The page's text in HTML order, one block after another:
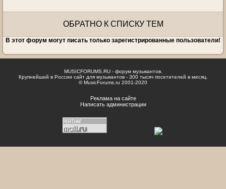
ОБРАТНО К СПИСКУ ТЕМ
В этот форум могут писать только зарегистрированные пользователи!
MUSICFORUMS.RU - форум музыкантов.
Крупнейший в России сайт для музыкантов - 300 тысяч посетителей в месяц.
© MusicForums.ru 2001-2020
Реклама на сайте
Написать администрации